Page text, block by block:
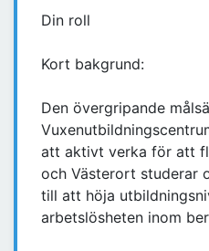
Din roll
Kort bakgrund:
Den övergripande
att aktivt verka för att
och Västerort studerar
till att höja
arbetslösheten inom